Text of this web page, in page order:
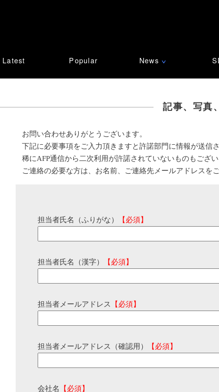
Latest Popular News ∨
記事、写真
お問い合わせありがとうございます。
下記に必要事項をご入力頂きますと許諾部門に情報が送信
稀にAFP通信から二次利用が許諾されていないものもござ
ご連絡の必要な方は、お名前、ご連絡先メールアドレスを
担当者氏名（ふりがな） 【必須】
担当者氏名（漢字） 【必須】
担当者メールアドレス 【必須】
担当者メールアドレス（確認用） 【必須】
会社名 【必須】